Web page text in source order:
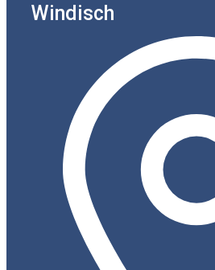
Windisch